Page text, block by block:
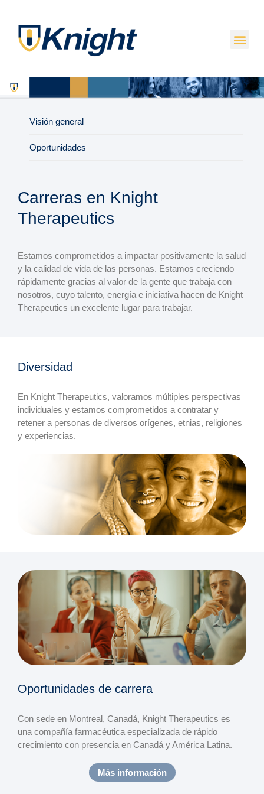
Visión general
Oportunidades
Carreras en Knight
Therapeutics
Estamos comprometidos a impactar positivamente la salud
y la calidad de vida de las personas. Estamos creciendo
rápidamente gracias al valor de la gente que trabaja con
nosotros, cuyo talento, energía e iniciativa hacen de Knight
Therapeutics un excelente lugar para trabajar.
Diversidad
En Knight Therapeutics, valoramos múltiples perspectivas
individuales y estamos comprometidos a contratar y
retener a personas de diversos orígenes, etnias, religiones
y experiencias.
Oportunidades de carrera
Con sede en Montreal, Canadá, Knight Therapeutics es
una compañía farmacéutica especializada de rápido
crecimiento con presencia en Canadá y América Latina.
Más información